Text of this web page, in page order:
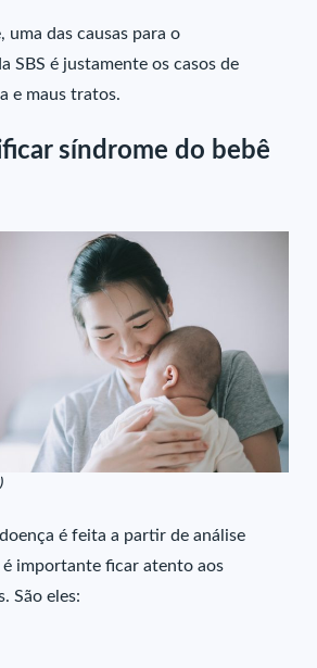
uma das causas para o
SBS é justamente os casos de
e maus tratos.
síndrome do bebê
é feita a partir de análise
é importante ficar atento aos
São eles: